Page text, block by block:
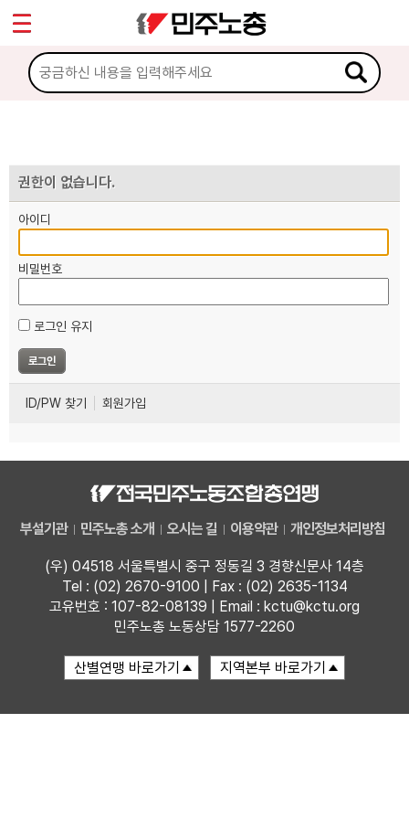
권한이 없습니다.
아이디
비밀번호
로그인 유지
ID/PW 찾기 회원가입
부설기관 민주노총 소개 오시는 길 이용약관 개인정보처리방침
(우) 04518 서울특별시 중구 정동길 3 경향신문사 14층
Tel : (02) 2670-9100 | Fax : (02) 2635-1134
고유번호 : 107-82-08139 | Email : kctu@kctu.org
민주노총 노동상담 1577-2260
마이페이지
소개
노동상담
자료
부설기관
업무